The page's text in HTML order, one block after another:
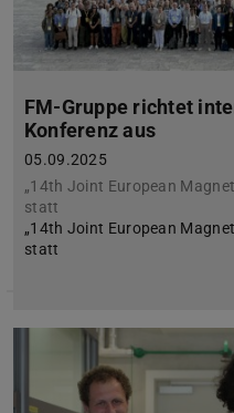
FM-Gruppe richtet
Konferenz aus
05.09.2025
„14th Joint European
statt
„14th Joint European
statt